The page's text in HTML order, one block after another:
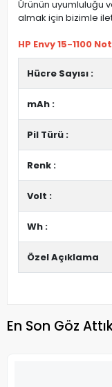
Ürünün uyumluluğu
almak için bizimle
HP Envy 15-1100
Hücre Sayısı :
mAh :
Pil Türü :
Renk :
Volt :
Wh :
Özel Açıklama
En Son Göz